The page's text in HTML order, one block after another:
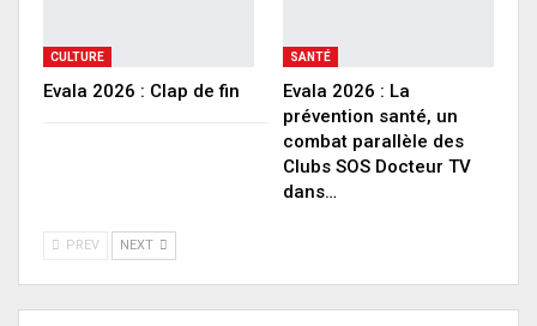
CULTURE
Evala 2026 : Clap de fin
SANTÉ
Evala 2026 : La
prévention santé, un
combat parallèle des
Clubs SOS Docteur TV
dans…
PREV NEXT